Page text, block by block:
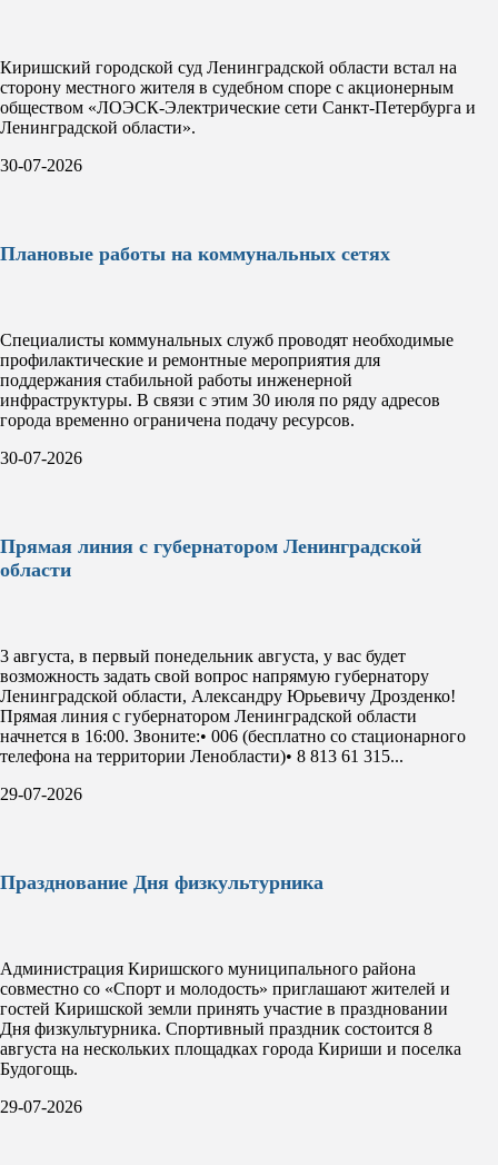
Киришский городской суд Ленинградской области встал на
сторону местного жителя в судебном споре с акционерным
обществом «ЛОЭСК-Электрические сети Санкт-Петербурга и
Ленинградской области».
30-07-2026
Плановые работы на коммунальных сетях
Специалисты коммунальных служб проводят необходимые
профилактические и ремонтные мероприятия для
поддержания стабильной работы инженерной
инфраструктуры. В связи с этим 30 июля по ряду адресов
города временно ограничена подачу ресурсов.
30-07-2026
Прямая линия с губернатором Ленинградской
области
3 августа, в первый понедельник августа, у вас будет
возможность задать свой вопрос напрямую губернатору
Ленинградской области, Александру Юрьевичу Дрозденко!
Прямая линия с губернатором Ленинградской области
начнется в 16:00. Звоните:• 006 (бесплатно со стационарного
телефона на территории Ленобласти)• 8 813 61 315...
29-07-2026
Празднование Дня физкультурника
Администрация Киришского муниципального района
совместно со «Спорт и молодость» приглашают жителей и
гостей Киришской земли принять участие в праздновании
Дня физкультурника. Спортивный праздник состоится 8
августа на нескольких площадках города Кириши и поселка
Будогощь.
29-07-2026